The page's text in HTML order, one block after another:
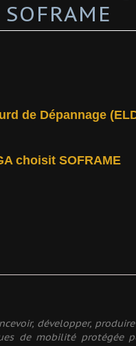
de Dépannage
choisit SOFRAME
développer,
de mobilité protégée